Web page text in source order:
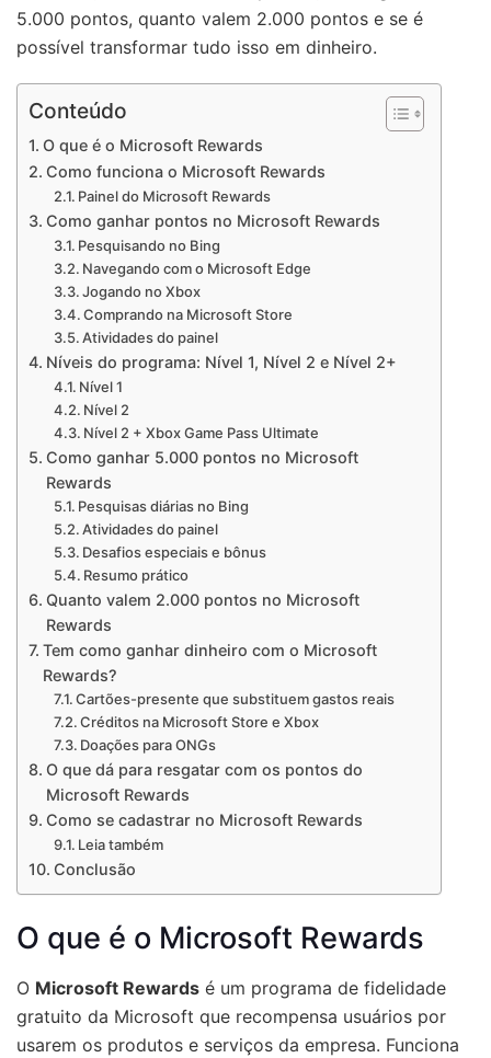
5.000 pontos, quanto valem 2.000 pontos e se é
possível transformar tudo isso em dinheiro.
Conteúdo
O que é o Microsoft Rewards
Como funciona o Microsoft Rewards
Painel do Microsoft Rewards
Como ganhar pontos no Microsoft Rewards
Pesquisando no Bing
Navegando com o Microsoft Edge
Jogando no Xbox
Comprando na Microsoft Store
Atividades do painel
Níveis do programa: Nível 1, Nível 2 e Nível 2+
Nível 1
Nível 2
Nível 2 + Xbox Game Pass Ultimate
Como ganhar 5.000 pontos no Microsoft
Rewards
Pesquisas diárias no Bing
Atividades do painel
Desafios especiais e bônus
Resumo prático
Quanto valem 2.000 pontos no Microsoft
Rewards
Tem como ganhar dinheiro com o Microsoft
Rewards?
Cartões-presente que substituem gastos reais
Créditos na Microsoft Store e Xbox
Doações para ONGs
O que dá para resgatar com os pontos do
Microsoft Rewards
Como se cadastrar no Microsoft Rewards
Leia também
Conclusão
O que é o Microsoft Rewards
O Microsoft Rewards é um programa de fidelidade
gratuito da Microsoft que recompensa usuários por
usarem os produtos e serviços da empresa. Funciona